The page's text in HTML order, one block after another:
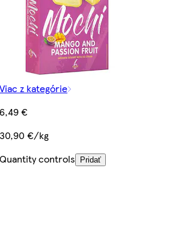
Viac z kategórie
6,49 €
30,90 €/kg
Quantity controls
Pridať